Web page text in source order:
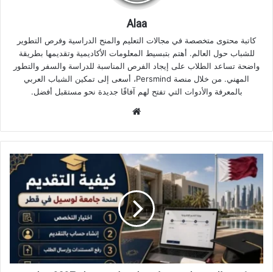
Alaa
كاتبة محتوى متخصصة في مجالات التعليم والمنح الدراسية وفرص التطوير
للشباب حول العالم. أهتم بتبسيط المعلومات الأكاديمية وتقديمها بطريقة
واضحة تساعد الطلاب على إيجاد الفرص المناسبة للدراسة والسفر والتطور
المهني. من خلال منصة Persmind، أسعى إلى تمكين الشباب العربي
بالمعرفة والأدوات التي تفتح لهم آفاقًا جديدة نحو مستقبل أفضل.
كيفية
التقديم
لمنحة
جامعة
لوسيل
في
قطر
2027
خطوة